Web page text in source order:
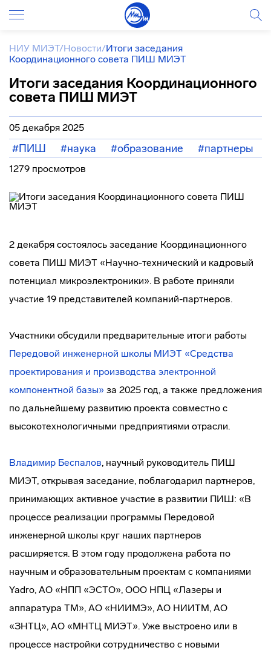
НИУ МИЭТ/Новости/Итоги заседания
Координационного совета ПИШ МИЭТ
Итоги заседания Координационного
совета ПИШ МИЭТ
05 декабря 2025
#ПИШ #наука #образование #партнеры
1279 просмотров
2 декабря состоялось заседание Координационного
совета ПИШ МИЭТ «Научно-технический и кадровый
потенциал микроэлектроники». В работе приняли
участие 19 представителей компаний-партнеров.
Участники обсудили предварительные итоги работы
Передовой инженерной школы МИЭТ «Средства
проектирования и производства электронной
компонентной базы» за 2025 год, а также предложения
по дальнейшему развитию проекта совместно с
высокотехнологичными предприятиями отрасли.
Владимир Беспалов, научный руководитель ПИШ
МИЭТ, открывая заседание, поблагодарил партнеров,
принимающих активное участие в развитии ПИШ: «В
процессе реализации программы Передовой
инженерной школы круг наших партнеров
расширяется. В этом году продолжена работа по
научным и образовательным проектам с компаниями
Yadro, АО «НПП «ЭСТО», ООО НПЦ «Лазеры и
аппаратура ТМ», АО «НИИМЭ», АО НИИТМ, АО
«ЗНТЦ», АО «МНТЦ МИЭТ». Уже выстроено или в
процессе настройки сотрудничество с новыми